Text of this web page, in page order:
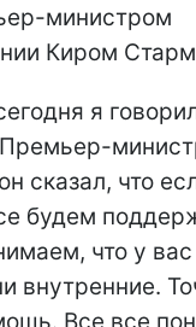
министром
Киром
я
сказал, что
будем
что у
внутренние.
Все все